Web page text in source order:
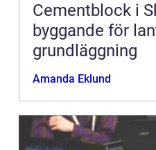
Cementblock i
byggande för
grundläggning
Amanda Eklund